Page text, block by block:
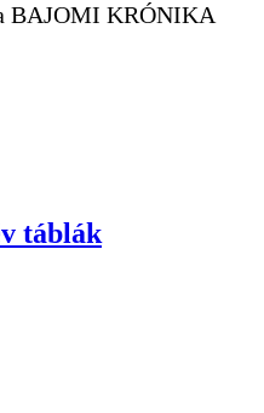
BAJOMI KRÓNIKA
táblák